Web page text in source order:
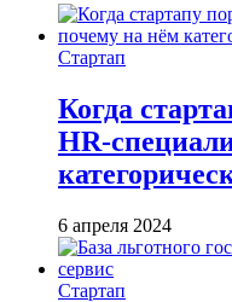
Стартап
Когда
HR-
6 апреля 2024
Стартап